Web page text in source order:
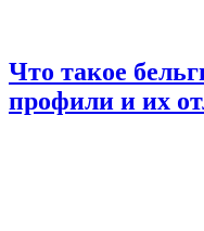
Что такое
профили и их